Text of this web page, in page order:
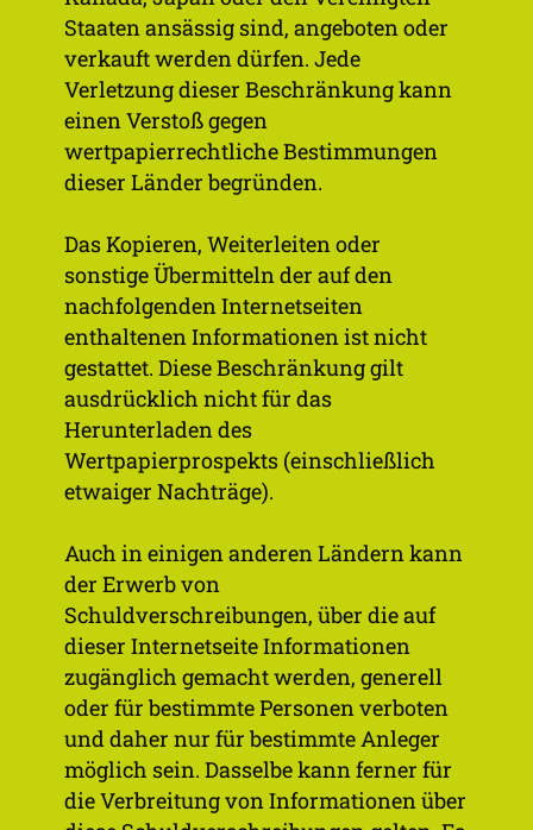
(ausschließlich)
Zins­zah­
lung
Halbjährlich,
nachträglich am 22. Mai
und 22. November eines
jeden Jahres (erstmals
2024)
Rück­zah­
lungs­
termin
22. November 2028
Rück­zah­
lungs­be­
trag
100 %
Status
Nicht nach­rangig, nicht
besichert
Sonder­
kün­di­
gungs­
rechte der
Emittentin
Sonderkündigungsrecht
aus steuerlichen Gründen,
Ab 23. November 2026 zu
102 % des Nennbetrags, Ab
23. November 2027 zu 101
% des Nennbetrags,
Sonderkündigungsrecht,
wenn 80 % des
Gesamtnennbetrags der
Staaten ansässig sind, angeboten oder
verkauft werden dürfen. Jede
Verletzung dieser Beschränkung kann
einen Verstoß gegen
wertpapierrechtliche Bestimmungen
dieser Länder begründen.
Das Kopieren, Weiterleiten oder
sonstige Übermitteln der auf den
nachfolgenden Internetseiten
enthaltenen Informationen ist nicht
gestattet. Diese Beschränkung gilt
ausdrücklich nicht für das
Herunterladen des
Wertpapierprospekts (einschließlich
etwaiger Nachträge).
Auch in einigen anderen Ländern kann
der Erwerb von
Schuldverschreibungen, über die auf
dieser Internetseite Informationen
zugänglich gemacht werden, generell
oder für bestimmte Personen verboten
und daher nur für bestimmte Anleger
möglich sein. Dasselbe kann ferner für
die Verbreitung von Informationen über